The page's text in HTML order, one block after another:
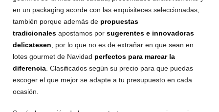
en un packaging acorde con las exquisiteces seleccionadas,
también porque además de propuestas
tradicionales apostamos porsugerentes e innovadoras
delicatesen , por lo que no es de extrañar en que sean en
lotes gourmet de Navidad perfectos para marcar la
diferencia . Clasificados según su precio para que puedas
escoger el que mejor se adapte a tu presupuesto en cada
ocasión.